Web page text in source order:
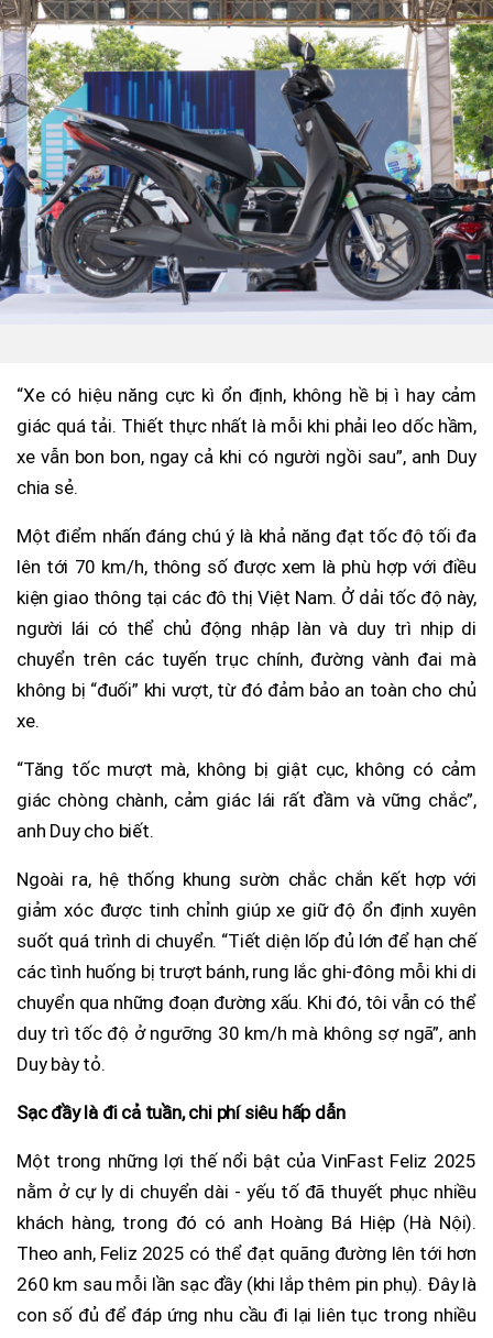
“Xe có hiệu năng cực kì ổn định, không hề bị ì hay cảm
giác quá tải. Thiết thực nhất là mỗi khi phải leo dốc hầm,
xe vẫn bon bon, ngay cả khi có người ngồi sau”, anh Duy
chia sẻ.
Một điểm nhấn đáng chú ý là khả năng đạt tốc độ tối đa
lên tới 70 km/h, thông số được xem là phù hợp với điều
kiện giao thông tại các đô thị Việt Nam. Ở dải tốc độ này,
người lái có thể chủ động nhập làn và duy trì nhịp di
chuyển trên các tuyến trục chính, đường vành đai mà
không bị “đuối” khi vượt, từ đó đảm bảo an toàn cho chủ
xe.
“Tăng tốc mượt mà, không bị giật cục, không có cảm
giác chòng chành, cảm giác lái rất đầm và vững chắc”,
anh Duy cho biết.
Ngoài ra, hệ thống khung sườn chắc chắn kết hợp với
giảm xóc được tinh chỉnh giúp xe giữ độ ổn định xuyên
suốt quá trình di chuyển. “Tiết diện lốp đủ lớn để hạn chế
các tình huống bị trượt bánh, rung lắc ghi-đông mỗi khi di
chuyển qua những đoạn đường xấu. Khi đó, tôi vẫn có thể
duy trì tốc độ ở ngưỡng 30 km/h mà không sợ ngã”, anh
Duy bày tỏ.
Sạc đầy là đi cả tuần, chi phí siêu hấp dẫn
Một trong những lợi thế nổi bật của VinFast Feliz 2025
nằm ở cự ly di chuyển dài - yếu tố đã thuyết phục nhiều
khách hàng, trong đó có anh Hoàng Bá Hiệp (Hà Nội).
Theo anh, Feliz 2025 có thể đạt quãng đường lên tới hơn
260 km sau mỗi lần sạc đầy (khi lắp thêm pin phụ). Đây là
con số đủ để đáp ứng nhu cầu đi lại liên tục trong nhiều